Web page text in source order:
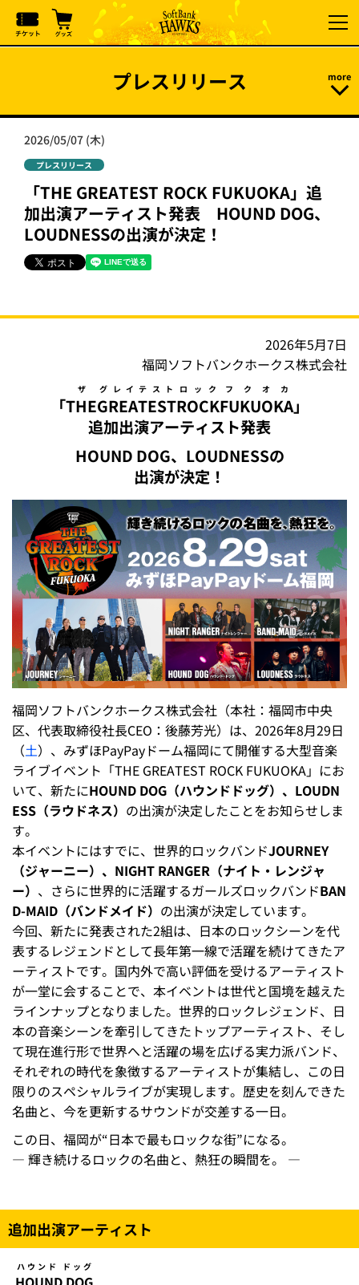
プレスリリース
2026/05/07 (木)
プレスリリース
「THE GREATEST ROCK FUKUOKA」追
加出演アーティスト発表 HOUND DOG、
LOUDNESSの出演が決定！
2026年5月7日
福岡ソフトバンクホークス株式会社
「THE
ザ
GREATEST
グレイテスト
ROCK
ロック
FUKUOKA
フクオカ
」
追加出演アーティスト発表
HOUND DOG、LOUDNESSの
出演が決定！
福岡ソフトバンクホークス株式会社（本社：福岡市中央
区、代表取締役社長CEO：後藤芳光）は、2026年8月29日
（土）、みずほPayPayドーム福岡にて開催する大型音楽
ライブイベント「THE GREATEST ROCK FUKUOKA」にお
いて、新たにHOUND DOG（ハウンドドッグ）、LOUDN
ESS（ラウドネス） の出演が決定したことをお知らせしま
す。
本イベントにはすでに、世界的ロックバンドJOURNEY
（ジャーニー）、NIGHT RANGER（ナイト・レンジャ
ー） 、さらに世界的に活躍するガールズロックバンドBAN
D-MAID（バンドメイド） の出演が決定しています。
今回、新たに発表された2組は、日本のロックシーンを代
表するレジェンドとして長年第一線で活躍を続けてきたア
ーティストです。国内外で高い評価を受けるアーティスト
が一堂に会することで、本イベントは世代と国境を越えた
ラインナップとなりました。世界的ロックレジェンド、日
本の音楽シーンを牽引してきたトップアーティスト、そし
て現在進行形で世界へと活躍の場を広げる実力派バンド、
それぞれの時代を象徴するアーティストが集結し、この日
限りのスペシャルライブが実現します。歴史を刻んできた
名曲と、今を更新するサウンドが交差する一日。
この日、福岡が“日本で最もロックな街”になる。
― 輝き続けるロックの名曲と、熱狂の瞬間を。 ―
追加出演アーティスト
ハウンド ドッグ